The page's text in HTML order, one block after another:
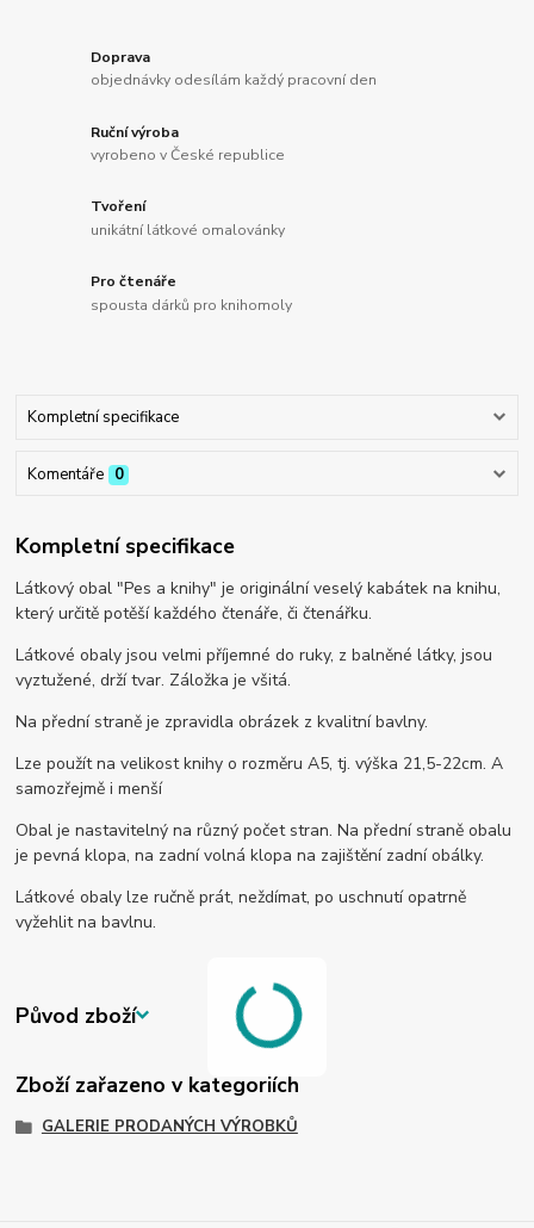
Doprava
objednávky odesílám každý pracovní den
Ruční výroba
vyrobeno v České republice
Tvoření
unikátní látkové omalovánky
Pro čtenáře
spousta dárků pro knihomoly
Kompletní specifikace
Komentáře 0
Kompletní specifikace
Látkový obal "Pes a knihy" je originální veselý kabátek na knihu,
který určitě potěší každého čtenáře, či čtenářku.
Látkové obaly jsou velmi příjemné do ruky, z balněné látky, jsou
vyztužené, drží tvar. Záložka je všitá.
Na přední straně je zpravidla obrázek z kvalitní bavlny.
Lze použít na velikost knihy o rozměru A5, tj. výška 21,5-22cm. A
samozřejmě i menší
Obal je nastavitelný na různý počet stran. Na přední straně obalu
je pevná klopa, na zadní volná klopa na zajištění zadní obálky.
Látkové obaly lze ručně prát, neždímat, po uschnutí opatrně
vyžehlit na bavlnu.
Původ zboží
Zboží zařazeno v kategoriích
GALERIE PRODANÝCH VÝROBKŮ